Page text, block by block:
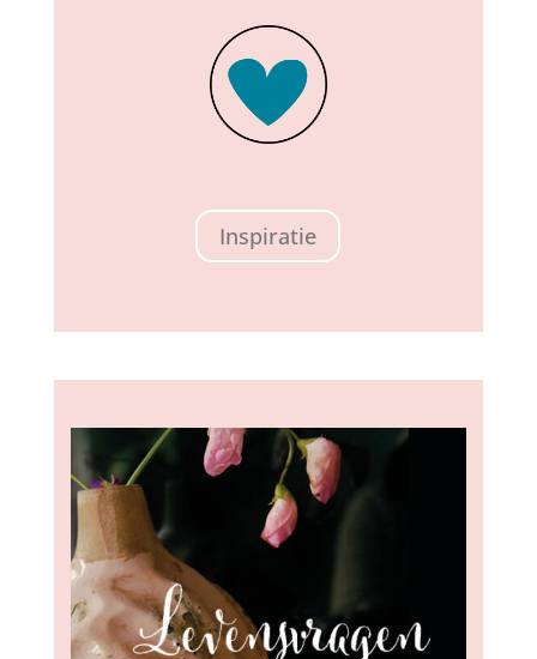
Inspiratie